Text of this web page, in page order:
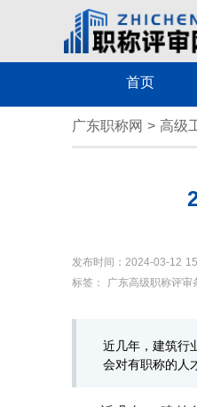
首页
广东职称网 > 高级
发布时间：2024-03-12
标签：
广东高级职称评审
近几年，建筑行
会对有职称的人